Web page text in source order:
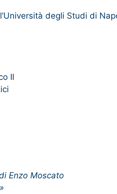
degli Studi di
II
Enzo Moscato